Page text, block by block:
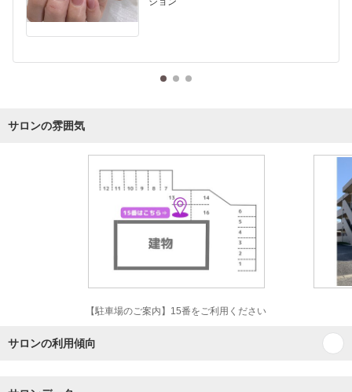
サロンの雰囲気
【駐車場のご案内】15番をご利用ください
サロンの利用傾向